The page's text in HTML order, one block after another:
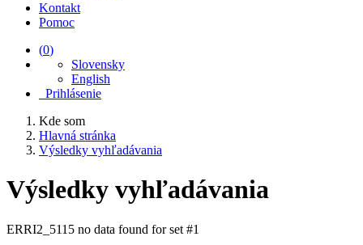
Kontakt
Pomoc
(0)
Slovensky
English
Prihlásenie
Kde som
Hlavná stránka
Výsledky vyhľadávania
Výsledky vyhľadávania
ERRI2_5115 no data found for set #1